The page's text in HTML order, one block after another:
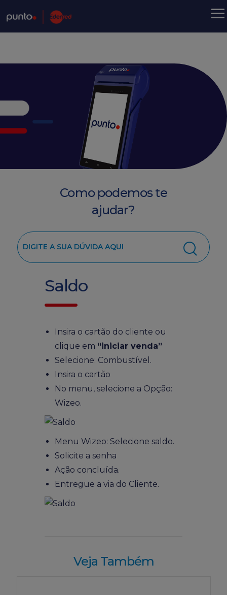
Como podemos te
ajudar?
Saldo
Insira o cartão do cliente ou
clique em “iniciar venda”
Selecione: Combustível.
Insira o cartão
No menu, selecione a Opção:
Wizeo.
Menu Wizeo: Selecione saldo.
Solicite a senha
Ação concluída.
Entregue a via do Cliente.
Veja Também